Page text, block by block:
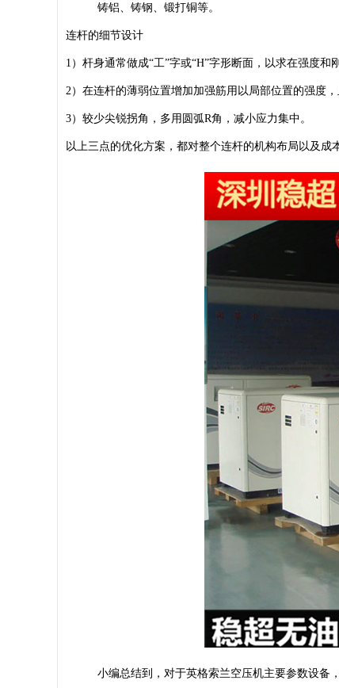
铸铝、铸钢、锻打铜等。
连杆的细节设计
1）杆身通常做成“工”字或“H”字形断面，以求在强度和
2）在连杆的薄弱位置增加加强筋用以局部位置的强度
3）较少尖锐拐角，多用圆弧R角，减小应力集中。
以上三点的优化方案，都对整个连杆的机构布局以及成
小编总结到，对于英格索兰空压机主要参数设备